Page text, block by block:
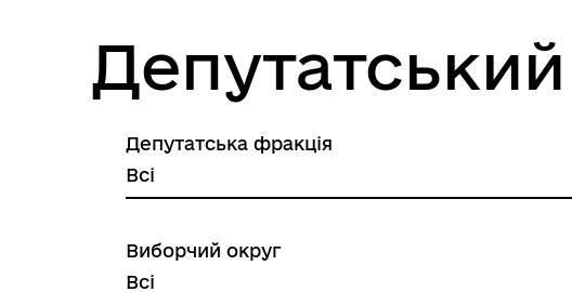
Депутатська фракція
Виборчий округ